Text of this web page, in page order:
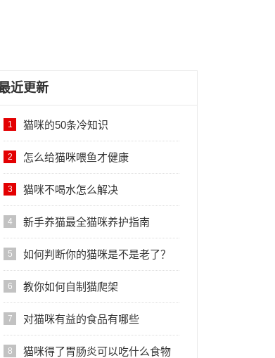
近更新
1 猫咪的50条冷知识
2 怎么给猫咪喂鱼才健康
3 猫咪不喝水怎么解决
4 新手养猫最全猫咪养护指南
5 如何判断你的猫咪是不是老了？
6 教你如何自制猫爬架
7 对猫咪有益的食品有哪些
8 猫咪得了胃肠炎可以吃什么食物